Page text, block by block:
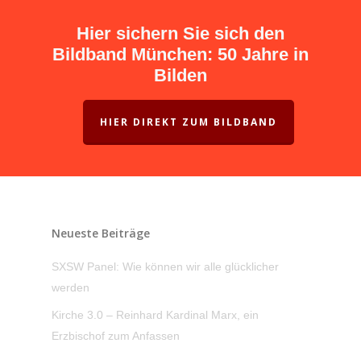
Hier sichern Sie sich den
Bildband München: 50 Jahre in
Bilden
HIER DIREKT ZUM BILDBAND
Neueste Beiträge
SXSW Panel: Wie können wir alle glücklicher
werden
Kirche 3.0 – Reinhard Kardinal Marx, ein
Erzbischof zum Anfassen